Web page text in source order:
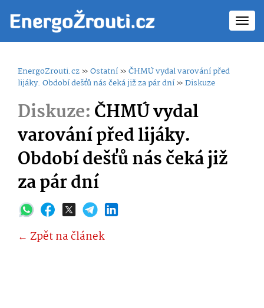
EnergoZrouti.cz»Ostatní»ČHMÚ vydal varování před
lijáky. Období dešťů nás čeká již za pár dní»Diskuze
Diskuze:ČHMÚ vydal
varování před lijáky.
Období dešťů nás čeká již
za pár dní
← Zpět na článek